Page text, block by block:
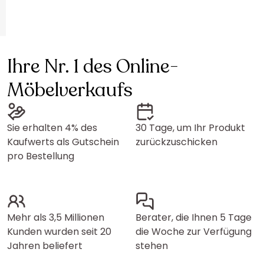
Ihre Nr. 1 des Online-
Möbelverkaufs
Sie erhalten 4% des
Kaufwerts als Gutschein
pro Bestellung
30 Tage, um Ihr Produkt
zurückzuschicken
Mehr als 3,5 Millionen
Kunden wurden seit 20
Jahren beliefert
Berater, die Ihnen 5 Tage
die Woche zur Verfügung
stehen